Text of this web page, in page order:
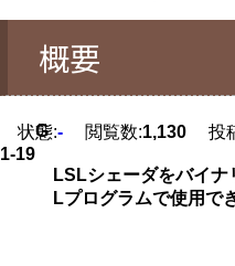
概要
状態:- 閲覧数:1,130 投
1-19
G
LSLシェーダをバイ
Lプログラムで使用で